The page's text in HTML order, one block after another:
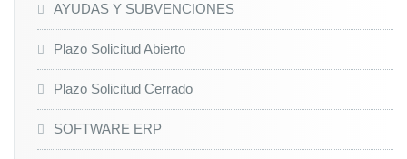
AYUDAS Y SUBVENCIONES
Plazo Solicitud Abierto
Plazo Solicitud Cerrado
SOFTWARE ERP